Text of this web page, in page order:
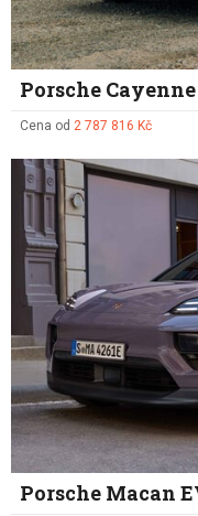
Porsche
Cena od 2 787 816 Kč
Porsche Macan